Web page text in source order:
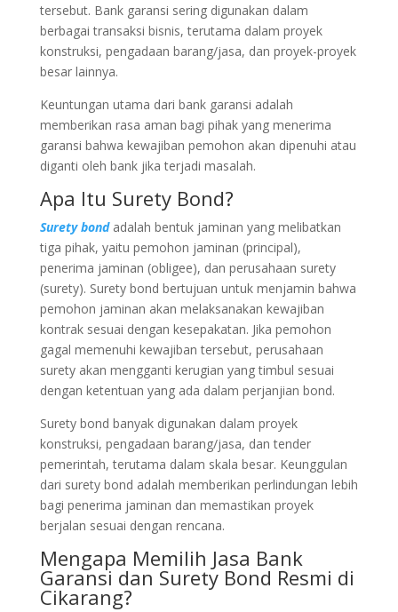
tersebut. Bank garansi sering digunakan dalam
berbagai transaksi bisnis, terutama dalam proyek
konstruksi, pengadaan barang/jasa, dan proyek-proyek
besar lainnya.
Keuntungan utama dari bank garansi adalah
memberikan rasa aman bagi pihak yang menerima
garansi bahwa kewajiban pemohon akan dipenuhi atau
diganti oleh bank jika terjadi masalah.
Apa Itu Surety Bond?
Surety bondadalah bentuk jaminan yang melibatkan
tiga pihak, yaitu pemohon jaminan (principal),
penerima jaminan (obligee), dan perusahaan surety
(surety). Surety bond bertujuan untuk menjamin bahwa
pemohon jaminan akan melaksanakan kewajiban
kontrak sesuai dengan kesepakatan. Jika pemohon
gagal memenuhi kewajiban tersebut, perusahaan
surety akan mengganti kerugian yang timbul sesuai
dengan ketentuan yang ada dalam perjanjian bond.
Surety bond banyak digunakan dalam proyek
konstruksi, pengadaan barang/jasa, dan tender
pemerintah, terutama dalam skala besar. Keunggulan
dari surety bond adalah memberikan perlindungan lebih
bagi penerima jaminan dan memastikan proyek
berjalan sesuai dengan rencana.
Mengapa Memilih Jasa Bank
Garansi dan Surety Bond Resmi di
Cikarang?